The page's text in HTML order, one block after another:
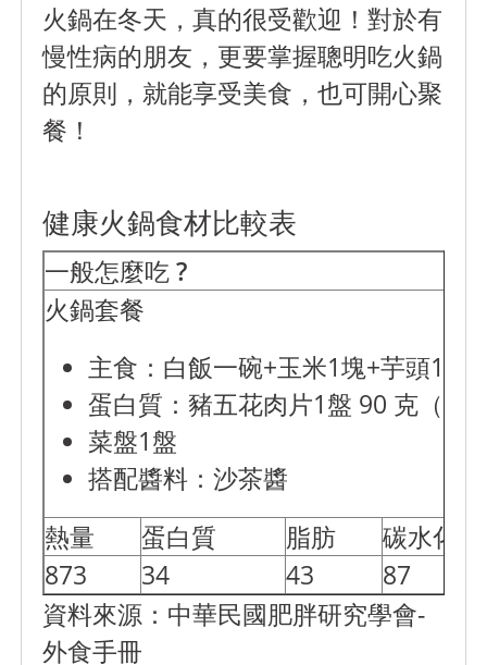
火鍋在冬天，真的很受歡迎！對於有
慢性病的朋友，更要掌握聰明吃火鍋
的原則，就能享受美食，也可開心聚
餐！
健康火鍋食材比較表
一般怎麼吃 ?
火鍋套餐
主食：白飯一碗+玉米1塊+芋頭1小
蛋白質：豬五花肉片1盤 90 克（高
菜盤1盤
搭配醬料：沙茶醬
熱量
蛋白質 脂肪
碳水化
873
34 43
87
資料來源：中華民國肥胖研究學會-
外食手冊